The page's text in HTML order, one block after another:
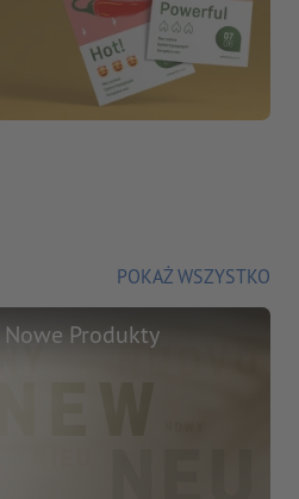
POKAŻ WSZYSTKO
Nowe Produkty